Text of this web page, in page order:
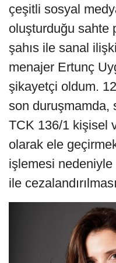
çeşitli sosyal
oluşturduğu sahte
şahıs ile sanal
menajer Ertunç
şikayetçi oldum.
son duruşmamda,
TCK 136/1 kişisel
olarak ele
işlemesi nedeniyle
ile